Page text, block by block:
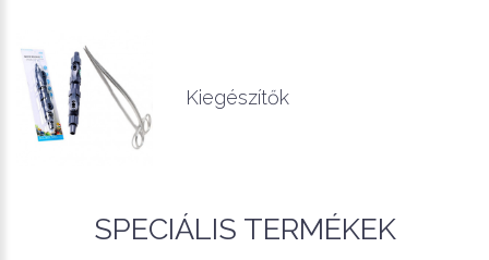
Kiegészítők
SPECIÁLIS TERMÉKEK